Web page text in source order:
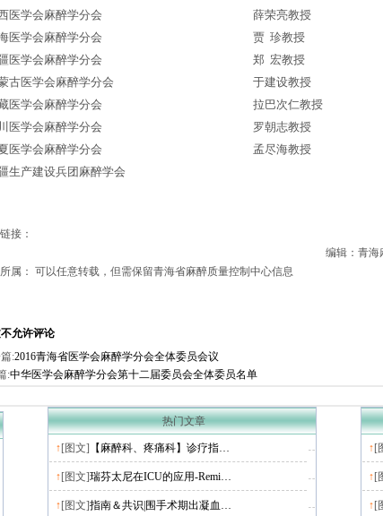
医学会麻醉学分会
薛荣亮教授
医学会麻醉学分会
贾 珍教授
医学会麻醉学分会
郑 宏教授
古医学会麻醉学分会
于建设教授
医学会麻醉学分会
拉巴次仁教授
医学会麻醉学分会
罗朝志教授
医学会麻醉学分会
孟尽海教授
生产建设兵团麻醉学会
接：
编辑：青海
属： 可以任意转载，但需保留青海省麻醉质量控制中心信息
允许评论
:2016青海省医学会麻醉学分会全体委员会议
:中华医学会麻醉学分会第十二届委员会全体委员名单
热门文章
↑ [图文] 【麻醉科、疼痛科】诊疗指…
↑ [图文]瑞芬太尼在ICU的应用-Remi…
↑ [图文]指南＆共识|围手术期出凝血…
↑ [
↑ [
↑ [